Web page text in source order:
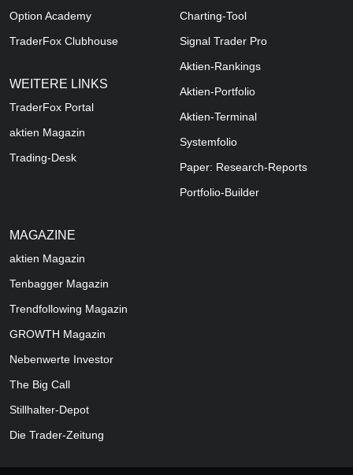
Option Academy
TraderFox Clubhouse
WEITERE LINKS
TraderFox Portal
aktien Magazin
Trading-Desk
Charting-Tool
Signal Trader Pro
Aktien-Rankings
Aktien-Portfolio
Aktien-Terminal
Systemfolio
Paper: Research-Reports
Portfolio-Builder
MAGAZINE
aktien Magazin
Tenbagger Magazin
Trendfollowing Magazin
GROWTH Magazin
Nebenwerte Investor
The Big Call
Stillhalter-Depot
Die Trader-Zeitung